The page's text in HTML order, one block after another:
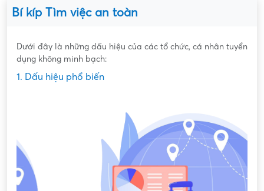
Bí kíp Tìm việc an toàn
Dưới đây là những dấu hiệu của các tổ chức, cá nhân tuyển
dụng không minh bạch:
1. Dấu hiệu phổ biến